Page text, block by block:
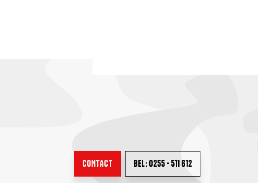
CONTACT BEL: 0255 - 511 612